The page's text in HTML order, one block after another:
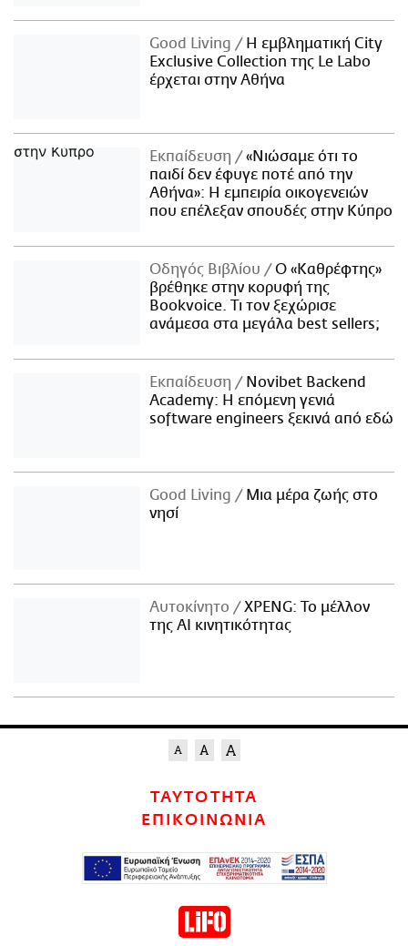
Good Living
Η εμβληματική City
Exclusive Collection της Le Labo
έρχεται στην Αθήνα
Εκπαίδευση
«Νιώσαμε ότι το
παιδί δεν έφυγε ποτέ από την
Αθήνα»: Η εμπειρία οικογενειών
που επέλεξαν σπουδές στην Κύπρο
Οδηγός Βιβλίου
Ο «Καθρέφτης»
βρέθηκε στην κορυφή της
Bookvoice. Τι τον ξεχώρισε
ανάμεσα στα μεγάλα best sellers;
Εκπαίδευση
Novibet Backend
Academy: Η επόμενη γενιά
software engineers ξεκινά από εδώ
Good Living
Μια μέρα ζωής στο
νησί
Αυτοκίνητο
XPENG: Το μέλλον
της AI κινητικότητας
ΤΑΥΤΟΤΗΤΑ
ΕΠΙΚΟΙΝΩΝΙΑ